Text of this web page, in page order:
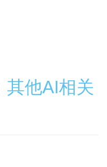
其他AI相关